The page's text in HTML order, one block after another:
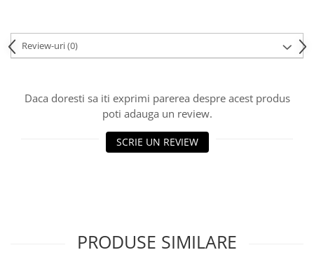
Review-uri(0)
Daca doresti sa iti exprimi parerea despre acest produs
poti adauga un review.
SCRIE UN REVIEW
PRODUSE SIMILARE